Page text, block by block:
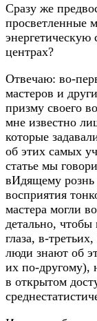
Сразу же
просветленные
энергетическую
центрах?
Отвечаю: во-
мастеров и
призму своего
мне известно
которые
об этих самых
статье мы
вИдящему рознь
восприятия
мастера могли
детально, чтобы
глаза, в-третьих,
люди знают об
их по-другому),
в открытом